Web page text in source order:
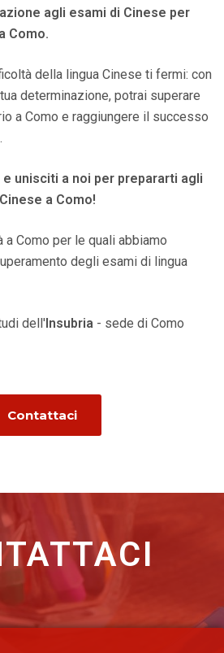
agli esami di Cinese per
Como.
della lingua Cinese ti fermi: con
determinazione, potrai superare
a Como e raggiungere il successo
unisciti a noi per prepararti agli
a Como!
Como per le quali abbiamo
degli esami di lingua
dell'Insubria - sede di Como
Contattaci